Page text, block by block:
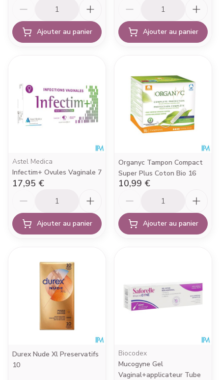
Ajouter au panier Ajouter au panier
Astel Medica
Infectim+ Ovules Vaginale 7
17,95 €
Ajouter au panier
Organyc Tampon Compact
Super Plus Coton Bio 16
10,99 €
Ajouter au panier
Durex Nude Xl Preservatifs
10
Biocodex
Mucogyne Gel
Vaginal+applicateur Tube